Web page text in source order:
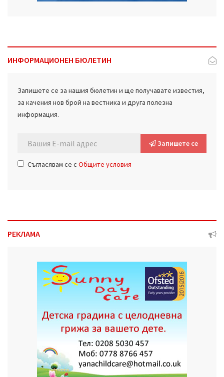
ИНФОРМАЦИОНЕН БЮЛЕТИН
Запишете се за нашия бюлетин и ще получавате известия,
за качения нов брой на вестника и друга полезна
информация.
Запишете се
Съгласявам се с Общите условия
РЕКЛАМА